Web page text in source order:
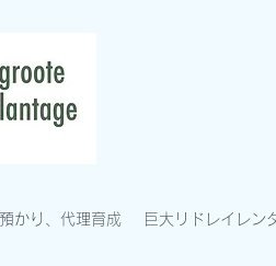
かり、代理育成 巨大リドレイレン